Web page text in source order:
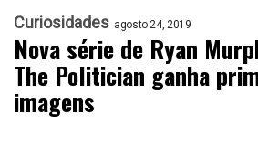
Curiosidades agosto 24, 2019
Nova série de Ryan
The Politician ganha
imagens